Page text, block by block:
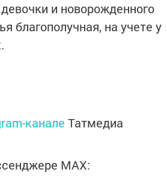
и новорожденного
благополучная, на учете у
канале Татмедиа
MАХ: